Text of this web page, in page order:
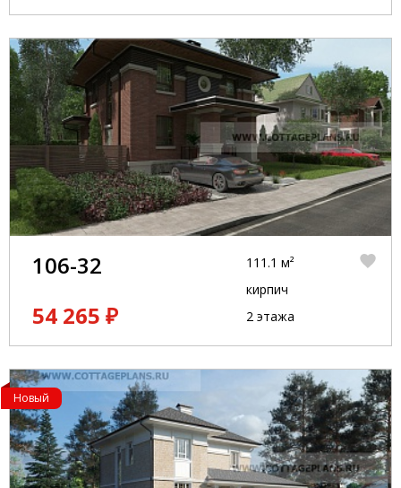
106-32
54 265 ₽
111.1 м²
кирпич
2 этажа
Новый